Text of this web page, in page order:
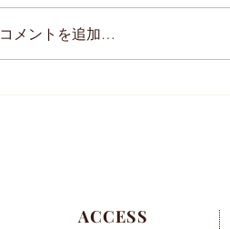
コメントを追加…
ACCESS